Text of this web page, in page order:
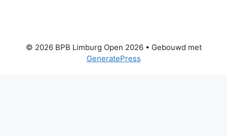
© 2026 BPB Limburg Open 2026• Gebouwd met
GeneratePress